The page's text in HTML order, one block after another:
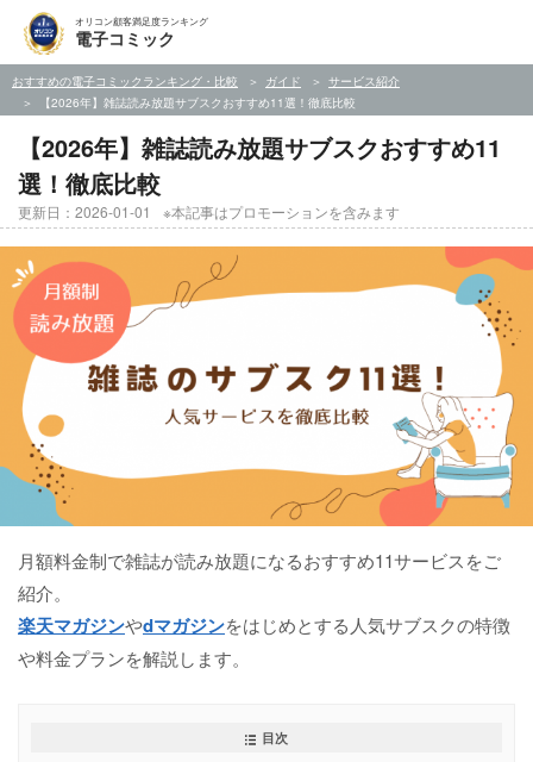
オリコン顧客満足度ランキング
電子コミック
おすすめの電子コミックランキング・比較 ガイド
サービス紹介
【2026年】雑誌読み放題サブスクおすすめ11選！徹底比較
【2026年】雑誌読み放題サブスクおすすめ11
選！徹底比較
更新日：2026-01-01 ※本記事はプロモーションを含みます
月額料金制で雑誌が読み放題になるおすすめ11サービスをご
紹介。
楽天マガジンやdマガジンをはじめとする人気サブスクの特徴
や料金プランを解説します。
目次